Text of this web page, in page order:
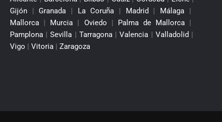
Gijón | Granada | La Coruña | Madrid | Málaga |
Mallorca | Murcia | Oviedo | Palma de Mallorca |
Pamplona | Sevilla | Tarragona | Valencia | Valladolid |
Vigo | Vitoria | Zaragoza